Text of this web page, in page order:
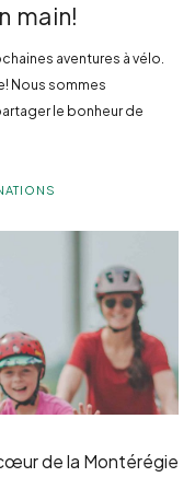
main!
aventures à vélo.
Nous sommes
le bonheur de
de la Montérégie